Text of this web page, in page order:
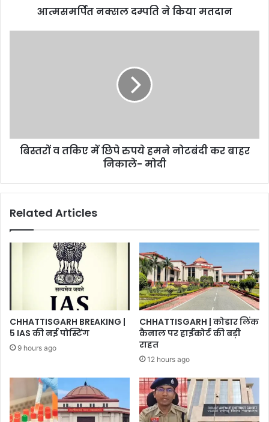
आत्मसमर्पित नक्सल दम्पति ने किया मतदान
कर
बाहरबिस्तरों व तकिए में छिपे रुपये हमने नोटबंदी कर बाहर
निकाले- मोदी
Related Articles
CHHATTISGARH BREAKING |
5 IAS की नई पोस्टिंग
9 hours ago
CHHATTISGARH | कोडार लिंक
कैनाल पर हाईकोर्ट की बड़ी
राहत
12 hours ago